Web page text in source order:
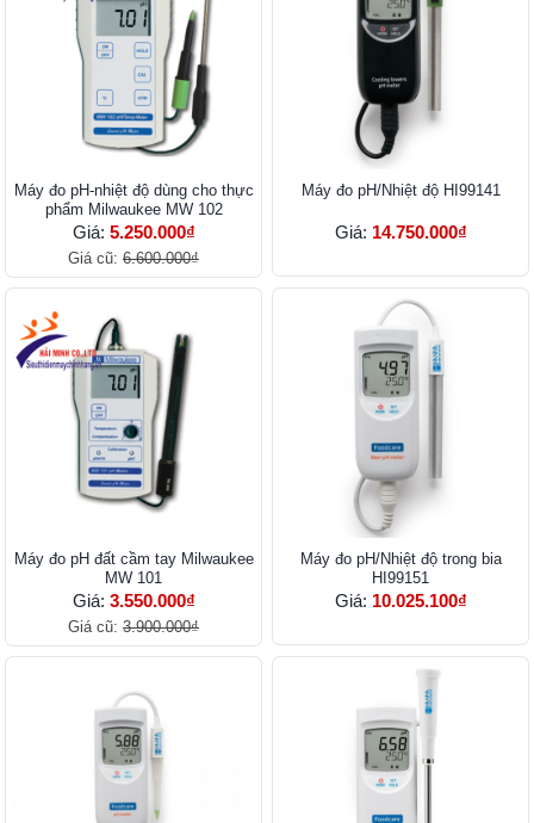
Máy đo pH-nhiệt độ dùng cho thực
phẩm Milwaukee MW 102
Giá: 5.250.000₫
Giá cũ: 6.600.000₫
Máy đo pH/Nhiệt độ HI99141
Giá: 14.750.000₫
Máy đo pH đất cầm tay Milwaukee
MW 101
Giá: 3.550.000₫
Giá cũ: 3.900.000₫
Máy đo pH/Nhiệt độ trong bia
HI99151
Giá: 10.025.100₫